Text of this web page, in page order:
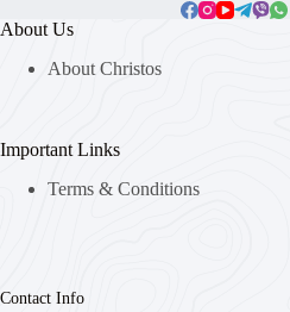
About Us
About Christos
Important Links
Terms & Conditions
Contact Info